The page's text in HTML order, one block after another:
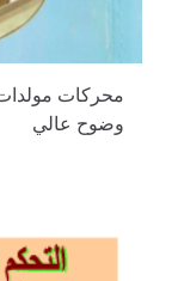
محركات
وضوح عالي